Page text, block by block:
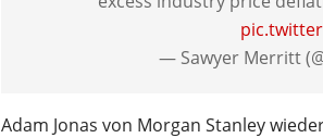
— Sawyer Merritt
Adam Jonas von Morgan Stanley